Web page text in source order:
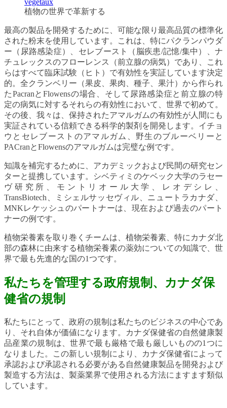
植物の世界で革新する
最高の製品を開発するために、可能な限り最高品質の標準化
された粉末を使用しています。これは、特にパクランパウダ
ー（尿路感染症）、セレブースト（脳疾患/記憶/集中）、ナ
チュレックスのフローレンス（前立腺の病気）であり、これ
らはすべて臨床試験（ヒト）で有効性を実証しています決定
的。全クランベリー（果皮、果肉、種子、果汁）から作られ
たPacranとFlowensの場合、そして尿路感染症と前立腺の特
定の病気に対するそれらの有効性において、世界で初めて。
その後、我々は、保持されたアマルガムの有効性が人間にも
実証されている信頼できる科学的製剤を開発します。イチョ
ウとセレブーストのアマルガム、野生のブルーベリーと
PACranとFlowensのアマルガムは完璧な例です。
知識を補完するために、アカデミックおよび民間の研究セン
ターと提携しています。シベティミのケベック大学のラセー
ヴ研究所、モントリオール大学、レオデシレ、
TransBiotech、ミシェルサッセヴィル、ニュートラカナダ、
MNKレケッシュのパートナーは、現在および過去のパート
ナーの例です。
植物栄養素を取り巻くチームは、植物栄養素、特にカナダ北
部の森林に由来する植物栄養素の薬効についての知識で、世
界で最も先進的な国の1つです。
私たちを管理する政府規制、カナダ保
健省の規制
私たちにとって、政府の規制は私たちのビジネスの中心であ
り、それ自体が価値になります。カナダ保健省の自然健康製
品産業の規制は、世界で最も厳格で最も厳しいものの1つに
なりました。この新しい規制により、カナダ保健省によって
承認および承認される必要がある自然健康製品を開発および
製造する方法は、製薬業界で使用される方法にますます類似
しています。